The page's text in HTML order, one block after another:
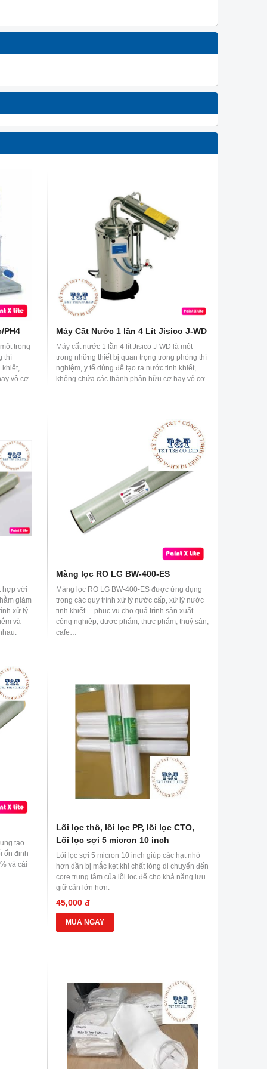
PH4
trong
thí
khiết,
vô cơ.
Máy Cất Nước 1 lần 4 Lít Jisico J-WD
Máy cất nước 1 lần 4 lít Jisico J-WD là một
trong những thiết bị quan trọng trong phòng thí
nghiệm, y tế dùng để tạo ra nước tinh khiết,
không chứa các thành phần hữu cơ hay vô cơ.
hợp với
giảm
xử lý
và
Màng lọc RO LG BW-400-ES
Màng lọc RO LG BW-400-ES được ứng dụng
trong các quy trình xử lý nước cấp, xử lý nước
tinh khiết… phục vụ cho quá trình sản xuất
công nghiệp, dược phẩm, thực phẩm, thuỷ sản,
cafe…
tạo
ổn định
và cải
Lõi lọc thô, lõi lọc PP, lõi lọc CTO,
Lõi lọc sợi 5 micron 10 inch
Lõi lọc sợi 5 micron 10 inch giúp các hạt nhỏ
hơn dần bị mắc kẹt khi chất lỏng di chuyển đến
core trung tâm của lõi lọc để cho khả năng lưu
giữ cặn lớn hơn.
45,000 đ
MUA NGAY